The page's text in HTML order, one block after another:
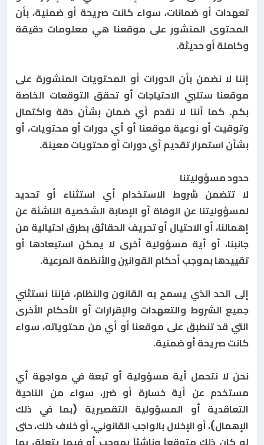
تعهدات أو ضمانات، سواء كانت صريحة أو ضمنية، بأن
المحتوى المنشور على موقعنا هي معلومات دقيقة
وكاملة أو حديثة.
إننا لا نضمن بأن الدورات أو المحتويات المنشورة على
موقعنا ستلبي الاحتياجات أو تحقق التوقعات الخاصة
بكم. كما أننا لا نقدم أي ضمان بشأن دقة واكتمال
وتوقيت أو نوعية موقعنا أو أي دورات أو محتويات، أو
بشأن استمرار تقديم أي دورات أو محتويات معينة.
حدود مسؤوليتنا
لا تتضمن شروط الاستخدام أي استثناء أو تحديد
لمسؤوليتنا عن الوفاة أو الإصابة الشخصية الناشئة عن
إهمالنا، أو الاحتيال أو تحريف الحقائق بطرق احتيالية من
جانبنا، أو أية مسؤولية أخرى لا يمكن استبعادها أو
تقييدها بموجب أحكام القوانين والأنظمة المرعية.
إلى الحد الذي يسمح به القانون والنظام، فإننا نستثني
جميع الشروط والتعهدات والإقرارات أو الأحكام الأخرى
التي قد تنطبق على موقعنا أو أي من محتوياته، سواء
كانت صريحة أو ضمنية.
نحن لا نتحمل أية مسؤولية أو تبعة في مواجهة أي
مستخدم عن أية خسارة أو ضرر، سواء من الناحية
التعاقدية أو المسؤولية التقصيرية (بما في ذلك
الإهمال)، أو الإخلال بالواجب القانوني، أو خلاف ذلك، حتى
لو كان ذلك متوقعاً وناشئاً بموجب أو فيما يتعلق بما